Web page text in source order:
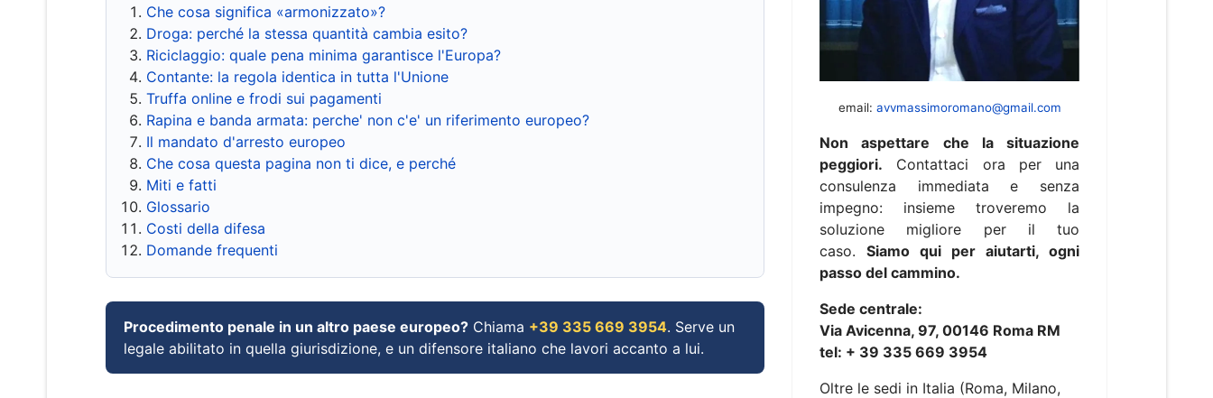
Che cosa significa «armonizzato»?
Droga: perché la stessa quantità cambia esito?
Riciclaggio: quale pena minima garantisce l'Europa?
Contante: la regola identica in tutta l'Unione
Truffa online e frodi sui pagamenti
Rapina e banda armata: perche' non c'e' un riferimento europeo?
Il mandato d'arresto europeo
Che cosa questa pagina non ti dice, e perché
Miti e fatti
Glossario
Costi della difesa
Domande frequenti
Procedimento penale in un altro paese europeo? Chiama +39 335 669 3954. Serve un
legale abilitato in quella giurisdizione, e un difensore italiano che lavori accanto a lui.
email: avvmassimoromano@gmail.com
Non aspettare che la situazione
peggiori. Contattaci ora per una
consulenza immediata e senza
impegno: insieme troveremo la
soluzione migliore per il tuo
caso. Siamo qui per aiutarti, ogni
passo del cammino.
Sede centrale:
Via Avicenna, 97, 00146 Roma RM
tel: + 39 335 669 3954
Oltre le sedi in Italia (Roma, Milano,